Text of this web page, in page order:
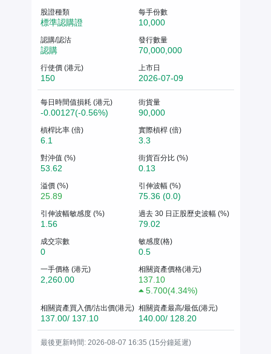
股證種類
標準認購證
每手份數
10,000
認購/認沽
認購
發行數量
70,000,000
行使價 (港元)
150
上市日
2026-07-09
每日時間值損耗 (港元)
-0.00127(-0.56%)
街貨量
90,000
槓桿比率 (倍)
6.1
實際槓桿 (倍)
3.3
對沖值 (%)
53.62
街貨百分比 (%)
0.13
溢價 (%)
25.89
引伸波幅 (%)
75.36 (0.0)
引伸波幅敏感度 (%)
1.56
過去 30 日正股歷史波幅 (%)
79.02
成交宗數
0
敏感度(格)
0.5
一手價格 (港元)
2,260.00
相關資產價格(港元)
137.10
5.700(4.34%)
相關資產買入價/沽出價(港元)
137.00/ 137.10
相關資產最高/最低(港元)
140.00/ 128.20
最後更新時間: 2026-08-07 16:35 (15分鐘延遲)